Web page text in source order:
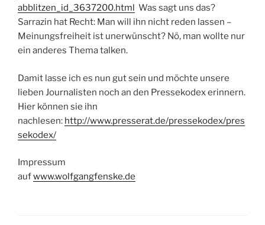
abblitzen_id_3637200.html Was sagt uns das?
Sarrazin hat Recht: Man will ihn nicht reden lassen –
Meinungsfreiheit ist unerwünscht? Nö, man wollte nur
ein anderes Thema talken.
Damit lasse ich es nun gut sein und möchte unsere
lieben Journalisten noch an den Pressekodex erinnern.
Hier können sie ihn
nachlesen: http://www.presserat.de/pressekodex/pres
sekodex/
Impressum
aufwww.wolfgangfenske.de